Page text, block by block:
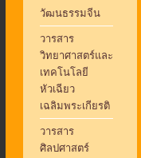
วัฒนธรรมจีน
วารสาร
วิทยาศาสตร์และ
เทคโนโลยี
หัวเฉียว
เฉลิมพระเกียรติ
วารสาร
ศิลปศาสตร์